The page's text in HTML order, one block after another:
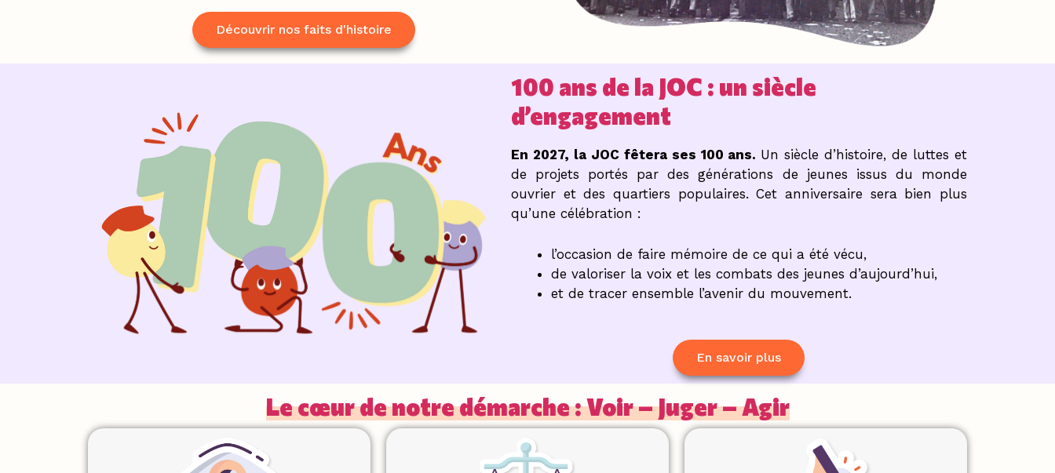
Découvrir nos faits d'histoire
100 ans de la JOC : un siècle
d’engagement
En 2027, la JOC fêtera ses 100 ans. Un siècle d’histoire, de luttes et
de projets portés par des générations de jeunes issus du monde
ouvrier et des quartiers populaires.Cet anniversaire sera bien plus
qu’une célébration :
l’occasion de faire mémoire de ce qui a été vécu,
de valoriser la voix et les combats des jeunes d’aujourd’hui,
et de tracer ensemble l’avenir du mouvement.
En savoir plus
Le cœur de notre démarche : Voir – Juger – Agir